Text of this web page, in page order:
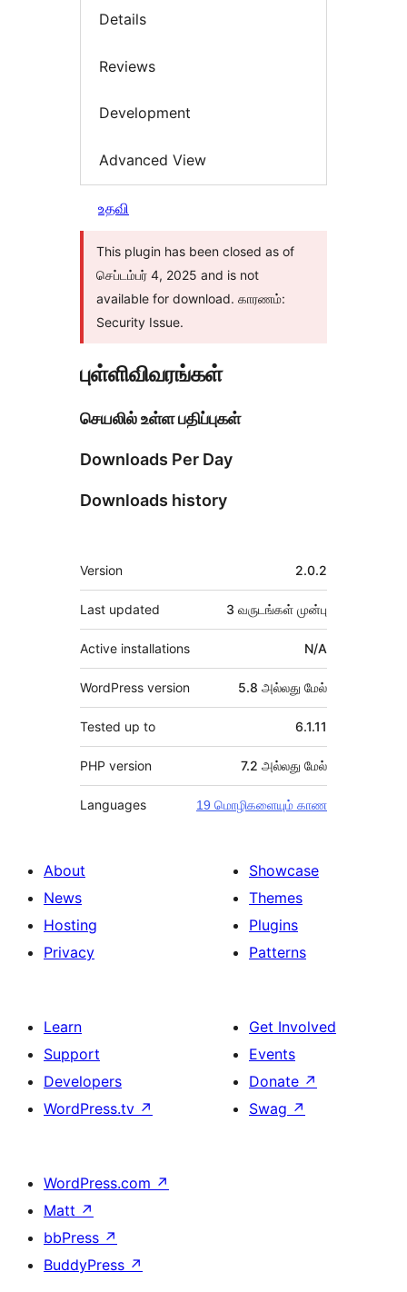
Details
Reviews
Development
Advanced View
உதவி
This plugin has been closed as of
செப்டம்பர் 4, 2025 and is not
available for download. காரணம்:
Security Issue.
புள்ளிவிவரங்கள்
செயலில் உள்ள பதிப்புகள்
Downloads Per Day
Downloads history
Meta
Version 2.0.2
Last updated 3 வருடங்கள் முன்பு
Active installations N/A
WordPress version 5.8 அல்லது மேல்
Tested up to 6.1.11
PHP version 7.2 அல்லது மேல்
Languages 19 மொழிகளையும் காண
About
News
Hosting
Privacy
Showcase
Themes
Plugins
Patterns
Learn
Support
Developers
WordPress.tv ↗
Get Involved
Events
Donate ↗
Swag ↗
WordPress.com ↗
Matt ↗
bbPress ↗
BuddyPress ↗